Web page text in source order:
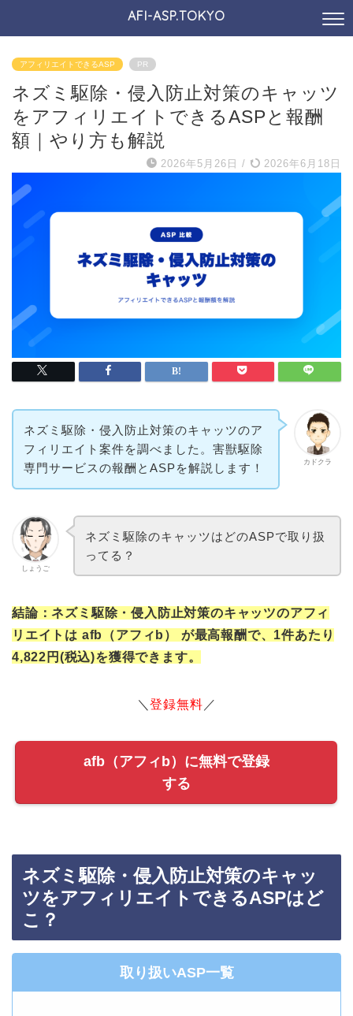
AFI-ASP.TOKYO
アフィリエイトできるASP PR
ネズミ駆除・侵入防止対策のキャッツ
をアフィリエイトできるASPと報酬
額｜やり方も解説
2026年5月26日 / 2026年6月18日
カドクラ
ネズミ駆除・侵入防止対策のキャッツのア
フィリエイト案件を調べました。害獣駆除
専門サービスの報酬とASPを解説します！
しょうご
ネズミ駆除のキャッツはどのASPで取り扱
ってる？
結論：ネズミ駆除・侵入防止対策のキャッツのアフィ
リエイトは afb（アフィb） が最高報酬で、1件あたり
4,822円(税込)を獲得できます。
＼登録無料 ／
afb（アフィb）に無料で登録
する
ネズミ駆除・侵入防止対策のキャッ
ツをアフィリエイトできるASPはど
こ？
取り扱いASP一覧